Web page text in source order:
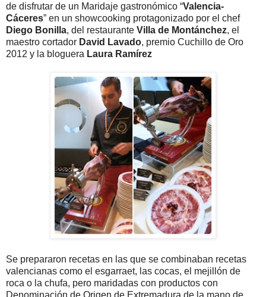
de disfrutar de un Maridaje gastronómico “Valencia-
Cáceres” en un showcooking protagonizado por el chef
Diego Bonilla, del restaurante Villa de Montánchez, el
maestro cortador David Lavado, premio Cuchillo de Oro
2012 y la bloguera Laura Ramírez
Se prepararon recetas en las que se combinaban recetas
valencianas como el esgarraet, las cocas, el mejillón de
roca o la chufa, pero maridadas con productos con
Denominación de Origen de Extremadura de la mano de